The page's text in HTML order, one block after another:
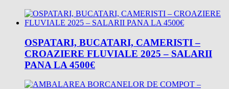
OSPATARI, BUCATARI, CAMERISTI –
CROAZIERE FLUVIALE 2025 – SALARII
PANA LA 4500€